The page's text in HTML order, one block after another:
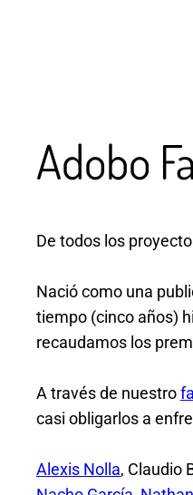
Adobo
De todos los
Nació como una
tiempo (cinco años)
recaudamos los
A través de nuestro
casi obligarlos a
Alexis Nolla, Claudio